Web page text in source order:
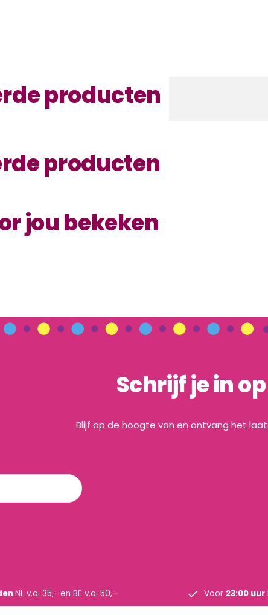
producten
producten
jou bekeken
Schrijf je in
Blijf op de hoogte van en ontvang het
NL v.a. 35,- en BE v.a. 50,- Voor 23:00 uur